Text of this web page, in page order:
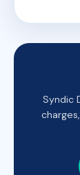
Syndic